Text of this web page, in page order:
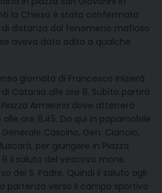
la Chiesa è stata confermata
distanza dal fenomeno mafioso
aveva dato adito a qualche
giornata di Francesco inizierà
di Catania alle ore 8. Subito partirà
Armerina dove atterrerà
ore 8,45. Da qui in papamobile
Cascino, Gen. Ciancio,
per giungere in Piazza
9 il saluto del vescovo mons.
del S. Padre. Quindi il saluto agli
partenza verso il campo sportivo